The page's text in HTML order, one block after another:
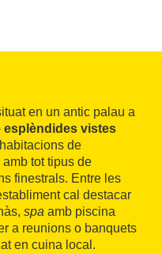
en un antic palau a
esplèndides vistes
de
tot tipus de
finestrals. Entre les
cal destacar
spa amb piscina
a reunions o banquets
en cuina local.